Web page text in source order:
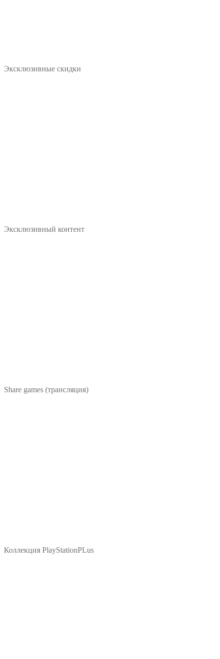
Эксклюзивные скидки
Эксклюзивный контент
Share games (трансляция)
Коллекция PlayStationPLus